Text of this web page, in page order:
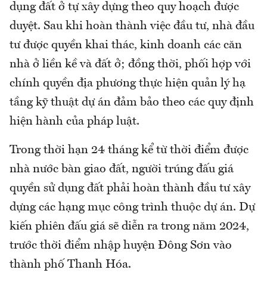
dụng đất ở tự xây dựng theo quy hoạch được
duyệt. Sau khi hoàn thành việc đầu tư, nhà đầu
tư được quyền khai thác, kinh doanh các căn
nhà ở liền kề và đất ở; đồng thời, phối hợp với
chính quyền địa phương thực hiện quản lý hạ
tầng kỹ thuật dự án đảm bảo theo các quy định
hiện hành của pháp luật.
Trong thời hạn 24 tháng kể từ thời điểm được
nhà nước bàn giao đất, người trúng đấu giá
quyền sử dụng đất phải hoàn thành đầu tư xây
dựng các hạng mục công trình thuộc dự án. Dự
kiến phiên đấu giá sẽ diễn ra trong năm 2024,
trước thời điểm nhập huyện Đông Sơn vào
thành phố Thanh Hóa.